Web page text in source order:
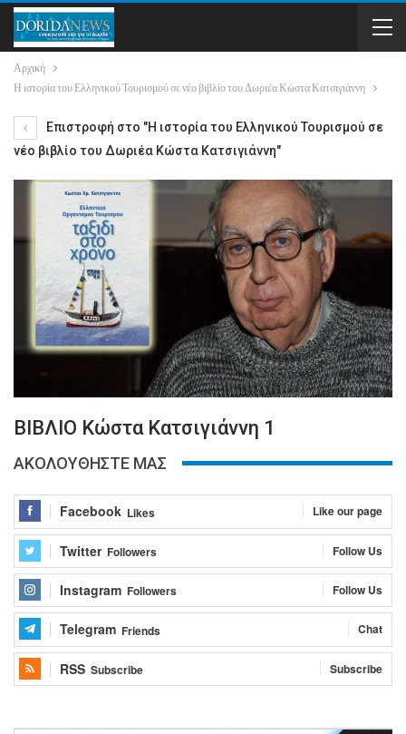
Αρχική
Η ιστορία του Ελληνικού Τουρισμού σε νέο βιβλίο του Δωριέα Κώστα Κατσιγιάννη
Επιστροφή στο "Η ιστορία του Ελληνικού Τουρισμού σε
νέο βιβλίο του Δωριέα Κώστα Κατσιγιάννη"
ΒΙΒΛΙΟ Κώστα Κατσιγιάννη 1
ΑΚΟΛΟΥΘΗΣΤΕ ΜΑΣ
Facebook Likes Like our page
Twitter Followers Follow Us
Instagram Followers Follow Us
Telegram Friends Chat
RSS Subscribe Subscribe